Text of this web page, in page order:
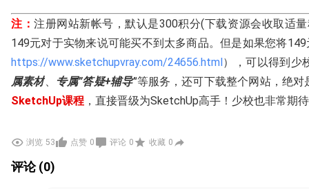
注：注册网站新帐号，默认是300积分(下载资源会收取适
149元对于实物来说可能买不到太多商品。但是如果您将
https://www.sketchupvray.com/24656.html ），可以得到少
属素材、 专属”答疑+辅导”等服务，还可下载整个网站，绝
SketchUp课程 ，直接晋级为SketchUp高手！少校也非常期
浏览 53 点赞 0 评论 0 收藏 0
评论 (0)